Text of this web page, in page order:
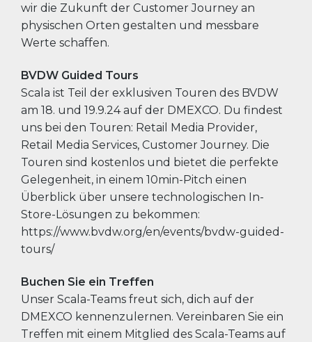
wir die Zukunft der Customer Journey an
physischen Orten gestalten und messbare
Werte schaffen.
BVDW Guided Tours
Scala ist Teil der exklusiven Touren des BVDW
am 18. und 19.9.24 auf der DMEXCO. Du findest
uns bei den Touren: Retail Media Provider,
Retail Media Services, Customer Journey. Die
Touren sind kostenlos und bietet die perfekte
Gelegenheit, in einem 10min-Pitch einen
Überblick über unsere technologischen In-
Store-Lösungen zu bekommen:
https://www.bvdw.org/en/events/bvdw-guided-
tours/
Buchen Sie ein Treffen
Unser Scala-Teams freut sich, dich auf der
DMEXCO kennenzulernen. Vereinbaren Sie ein
Treffen mit einem Mitglied des Scala-Teams auf